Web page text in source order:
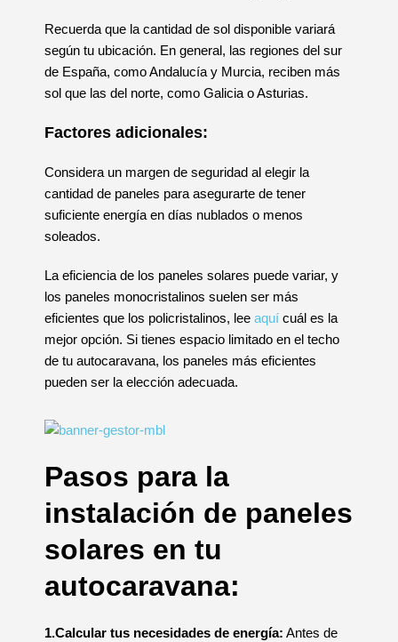
Recuerda que la cantidad de sol disponible variará
según tu ubicación. En general, las regiones del sur
de España, como Andalucía y Murcia, reciben más
sol que las del norte, como Galicia o Asturias.
Factores adicionales:
Considera un margen de seguridad al elegir la
cantidad de paneles para asegurarte de tener
suficiente energía en días nublados o menos
soleados.
La eficiencia de los paneles solares puede variar, y
los paneles monocristalinos suelen ser más
eficientes que los policristalinos, lee aquí cuál es la
mejor opción. Si tienes espacio limitado en el techo
de tu autocaravana, los paneles más eficientes
pueden ser la elección adecuada.
Pasos para la
instalación de paneles
solares en tu
autocaravana:
1.Calcular tus necesidades de energía: Antes de